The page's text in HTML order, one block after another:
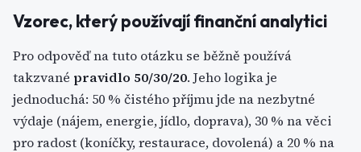
Vzorec, který používají finanční analytici
Pro odpověď na tuto otázku se běžně používá
takzvané pravidlo 50/30/20. Jeho logika je
jednoduchá: 50 % čistého příjmu jde na nezbytné
výdaje (nájem, energie, jídlo, doprava), 30 % na věci
pro radost (koníčky, restaurace, dovolená) a 20 % na